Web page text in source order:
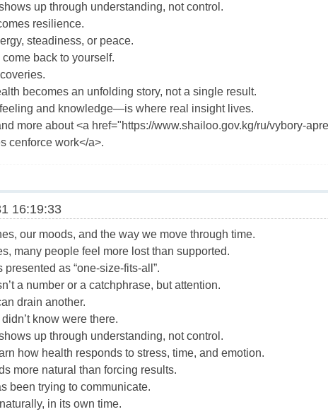
up through understanding, not control.
resilience.
steadiness, or peace.
back to yourself.
becomes an unfolding story, not a single result.
and knowledge—is where real insight lives.
more about <a href="https://www.shailoo.gov.kg/ru/vybory-
cenforce work</a>.
16:19:33
our moods, and the way we move through time.
many people feel more lost than supported.
as “one-size-fits-all”.
a number or a catchphrase, but attention.
drain another.
know were there.
up through understanding, not control.
how health responds to stress, time, and emotion.
more natural than forcing results.
been trying to communicate.
in its own time.